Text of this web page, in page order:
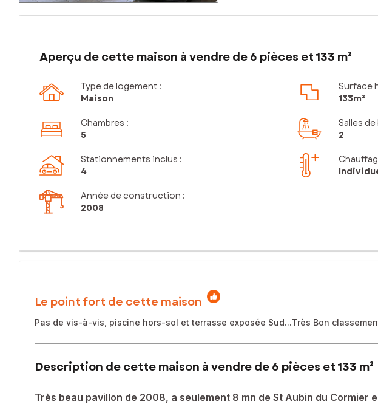
Aperçu de cette maison à vendre de 6 pièces et 133 m²
Type de logement :
Maison
Surface
133m²
Chambres :
5
Salles
2
Stationnements inclus :
4
Année de construction :
2008
Le point fort de cette maison
Pas de vis-à-vis, piscine hors-sol et terrasse exposée Sud...Très Bon
Description de cette maison à vendre de 6 pièces et 133 m²
Très beau pavillon de 2008, a seulement 8 mn de St Aubin du Cormier